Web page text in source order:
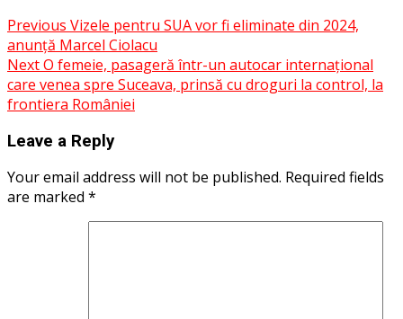
Share
Post
navigation
Previous Vizele pentru SUA vor fi eliminate din 2024,
anunță Marcel Ciolacu
NextO femeie, pasageră într-un autocar internațional
care venea spre Suceava, prinsă cu droguri la control, la
frontiera României
Leave a Reply
Your email address will not be published. Required fields
are marked *